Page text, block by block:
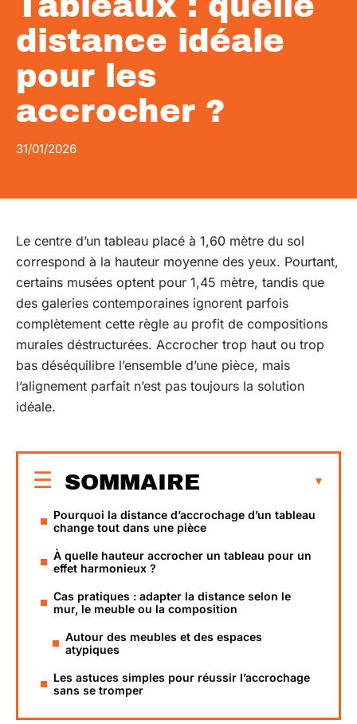
distance idéale
pour les
accrocher ?
31/01/2026
Le centre d’un tableau placé à 1,60 mètre du sol
correspond à la hauteur moyenne des yeux. Pourtant,
certains musées optent pour 1,45 mètre, tandis que
des galeries contemporaines ignorent parfois
complètement cette règle au profit de compositions
murales déstructurées. Accrocher trop haut ou trop
bas déséquilibre l’ensemble d’une pièce, mais
l’alignement parfait n’est pas toujours la solution
idéale.
SOMMAIRE
Pourquoi la distance d’accrochage d’un tableau
change tout dans une pièce
À quelle hauteur accrocher un tableau pour un
effet harmonieux ?
Cas pratiques : adapter la distance selon le
mur, le meuble ou la composition
Autour des meubles et des espaces
atypiques
Les astuces simples pour réussir l’accrochage
sans se tromper